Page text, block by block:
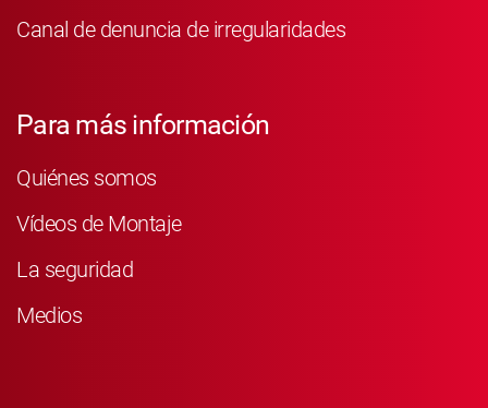
Canal de denuncia de irregularidades
Para más información
Quiénes somos
Vídeos de Montaje
La seguridad
Medios